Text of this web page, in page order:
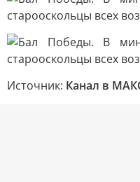
Источник: Канал в